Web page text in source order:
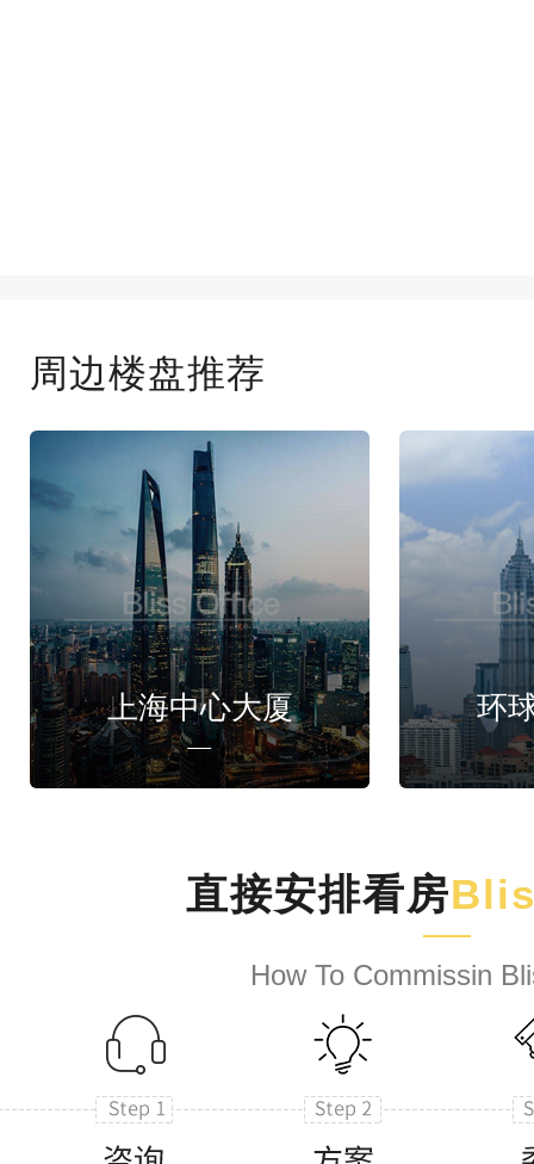
周边楼盘推荐
上海中心大厦 环
直接安排看房
How To Commissin